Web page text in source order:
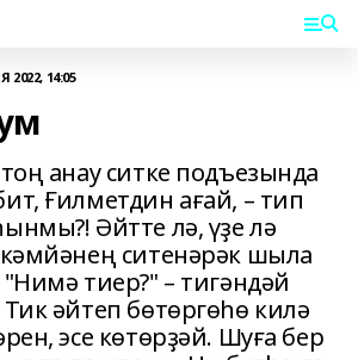
2022, 14:05
анау ситке подъезында
Ғилметдин ағай, – тип
Əйтте лə, үҙе лə
ситенəрəк шыла
тиер?" – тигəндəй
əйтеп бɵтɵргɵһɵ килə
эсе кɵтɵрҙəй. Шуға бер